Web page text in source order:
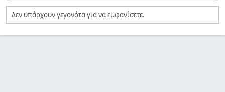
Δεν υπάρχουν γεγονότα για να εμφανίσετε.